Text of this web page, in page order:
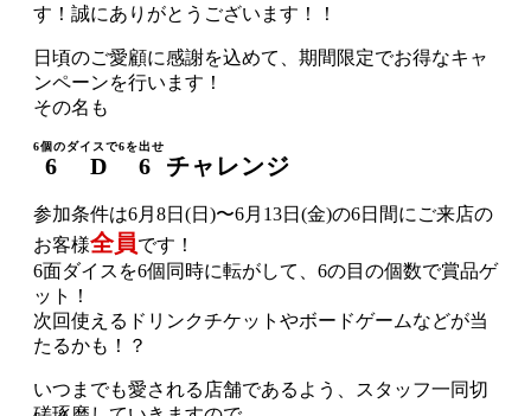
す！誠にありがとうございます！！
日頃のご愛顧に感謝を込めて、期間限定でお得なキャ
ンペーンを行います！
その名も
6 D 6
6個のダイスで6を出せ
チャレンジ
参加条件は6月8日(日)〜6月13日(金)の6日間にご来店の
お客様全員です！
6面ダイスを6個同時に転がして、6の目の個数で賞品ゲ
ット！
次回使えるドリンクチケットやボードゲームなどが当
たるかも！？
いつまでも愛される店舗であるよう、スタッフ一同切